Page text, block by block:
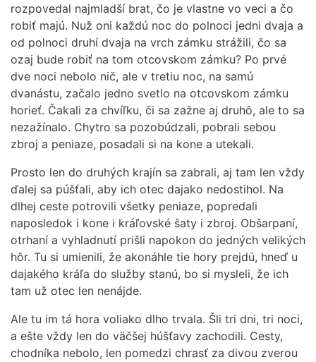
rozpovedal najmladší brat, čo je vlastne vo veci a čo
robiť majú. Nuž oni každú noc do polnoci jedni dvaja a
od polnoci druhí dvaja na vrch zámku strážili, čo sa
ozaj bude robiť na tom otcovskom zámku? Po prvé
dve noci nebolo nič, ale v tretiu noc, na samú
dvanástu, začalo jedno svetlo na otcovskom zámku
horieť. Čakali za chvíľku, či sa zažne aj druhô, ale to sa
nezažínalo. Chytro sa pozobúdzali, pobrali sebou
zbroj a peniaze, posadali si na kone a utekali.
Prosto len do druhých krajín sa zabrali, aj tam len vždy
ďalej sa púšťali, aby ich otec dajako nedostihol. Na
dlhej ceste potrovili všetky peniaze, popredali
naposledok i kone i kráľovské šaty i zbroj. Obšarpaní,
otrhaní a vyhladnutí prišli napokon do jedných velikých
hôr. Tu si umienili, že akonáhle tie hory prejdú, hneď u
dajakého kráľa do služby stanú, bo si mysleli, že ich
tam už otec len nenájde.
Ale tu im tá hora voliako dlho trvala. Šli tri dni, tri noci,
a ešte vždy len do väčšej húšťavy zachodili. Cesty,
chodníka nebolo, len pomedzi chrasť za divou zverou